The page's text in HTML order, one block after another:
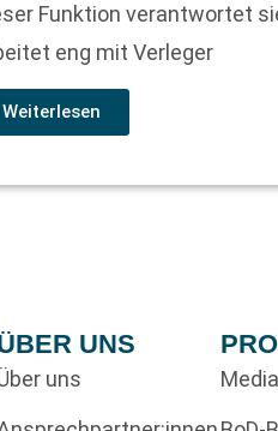
Funktion verantwortet
eng mit Verleger
Weiterlesen
UNS
uns